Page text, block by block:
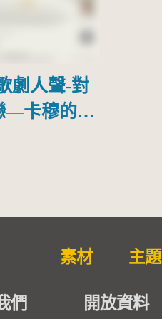
劇人聲-對
—卡穆的馬
素材 主題
們 開放資料